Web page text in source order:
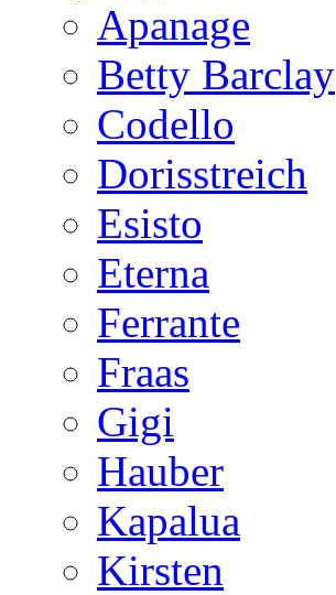
Apanage
Betty Barclay
Codello
Dorisstreich
Esisto
Eterna
Ferrante
Fraas
Gigi
Hauber
Kapalua
Kirsten